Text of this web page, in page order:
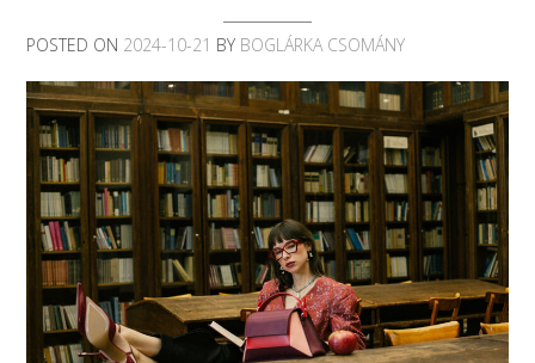
POSTED ON 2024-10-21 BY BOGLÁRKA CSOMÁNY